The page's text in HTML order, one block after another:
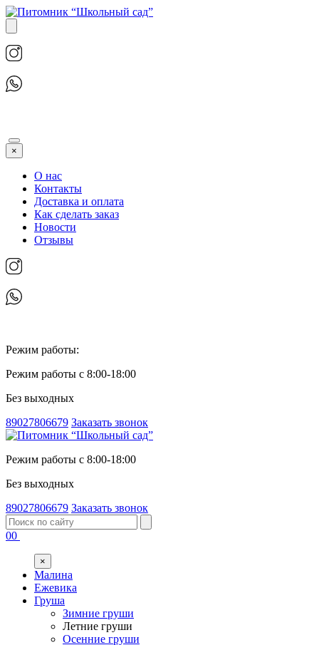
×
О нас
Контакты
Доставка и оплата
Как сделать заказ
Новости
Отзывы
Режим работы:
Режим работы с 8:00-18:00
Без выходных
89027806679 Заказать звонок
Режим работы с 8:00-18:00
Без выходных
89027806679 Заказать звонок
00
×
Малина
Ежевика
Груша
Зимние груши
Летние груши
Осенние груши